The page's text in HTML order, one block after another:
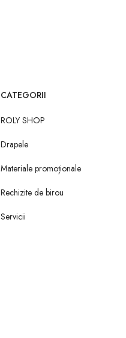
CATEGORII
ROLY SHOP
Drapele
Materiale promoționale
Rechizite de birou
Servicii